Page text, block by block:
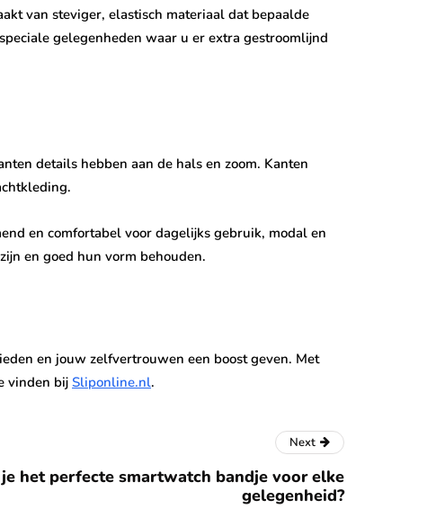
van steviger, elastisch materiaal dat bepaalde
gelegenheden waar u er extra gestroomlijnd
details hebben aan de hals en zoom. Kanten
en comfortabel voor dagelijks gebruik, modal en
en goed hun vorm behouden.
en jouw zelfvertrouwen een boost geven. Met
vinden bij Sliponline.nl.
Next
het perfecte smartwatch bandje voor elke
gelegenheid?